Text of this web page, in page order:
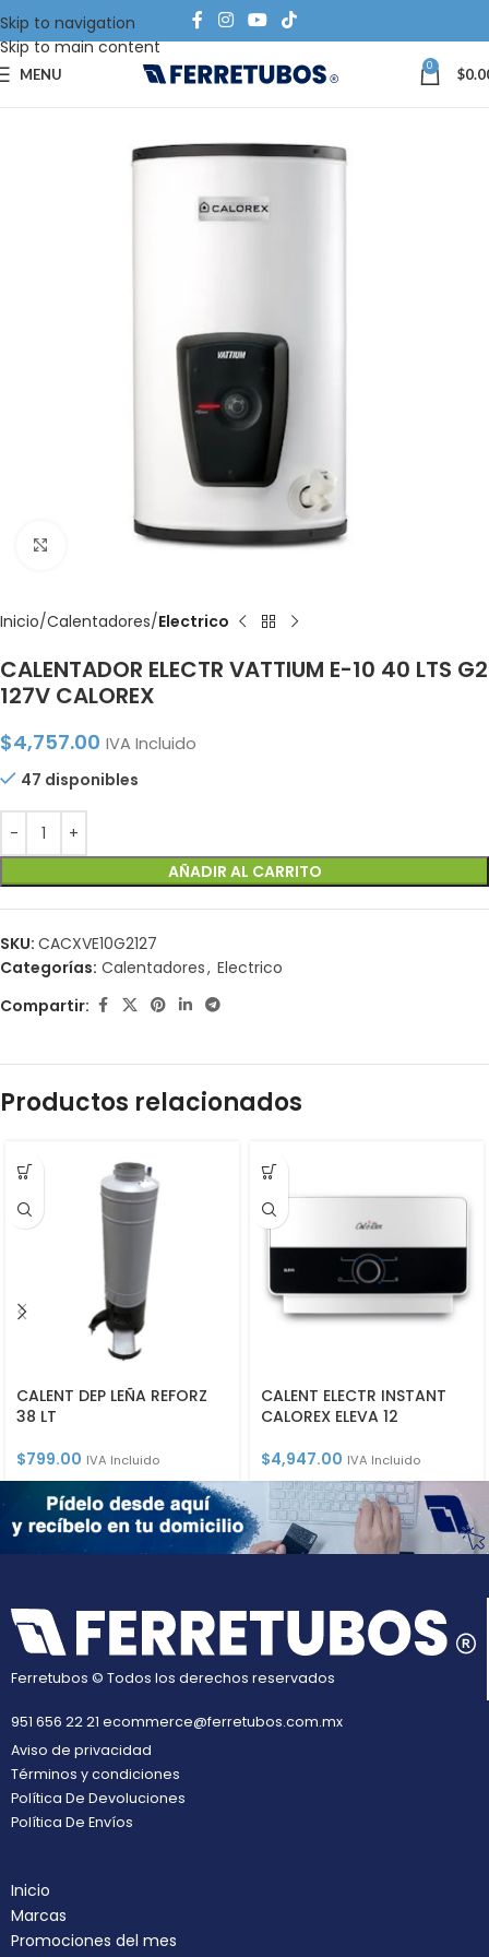
Skip to navigation
Skip to main content
MENU 0 $
Click to enlarge
Inicio Calentadores Electrico
CALENTADOR ELECTR VATTIUM E-10 40 LTS G2
127V CALOREX
$4,757.00 IVA Incluido
47 disponibles
AÑADIR AL CARRITO
SKU: CACXVE10G2127
Categorías: Calentadores, Electrico
Compartir:
Productos relacionados
CALENT DEP LEÑA REFORZ
38 LT
$799.00 IVA Incluido
CALENT ELECTR INSTANT
CALOREX ELEVA 12
$4,947.00 IVA Incluido
Ferretubos © Todos los derechos reservados
951 656 22 21 ecommerce@ferretubos.com.mx
Aviso de privacidad
Términos y condiciones
Política De Devoluciones
Política De Envíos
Inicio
Marcas
Promociones del mes